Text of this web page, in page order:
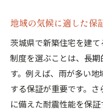
地域の気候に適した保
茨城県で新築住宅を建
制度を選ぶことは、長
す。例えば、雨が多い
する保証が重要です。
に備えた耐震性能を保